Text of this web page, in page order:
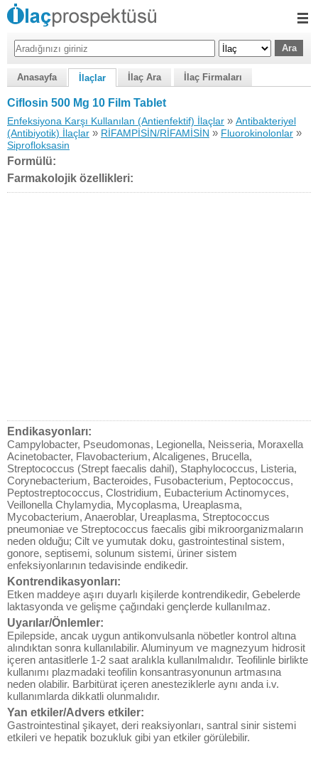
Anasayfa İlaçlar İlaç Ara İlaç Firmaları
Ciflosin 500 Mg 10 Film Tablet
Enfeksiyona Karşı Kullanılan (Antienfektif) İlaçlar » Antibakteriyel
(Antibiyotik) İlaçlar » RİFAMPİSİN/RİFAMİSİN » Fluorokinolonlar »
Siprofloksasin
Formülü:
Farmakolojik özellikleri:
Endikasyonları:
Campylobacter, Pseudomonas, Legionella, Neisseria, Moraxella
Acinetobacter, Flavobacterium, Alcaligenes, Brucella,
Streptococcus (Strept faecalis dahil), Staphylococcus, Listeria,
Corynebacterium, Bacteroides, Fusobacterium, Peptococcus,
Peptostreptococcus, Clostridium, Eubacterium Actinomyces,
Veillonella Chylamydia, Mycoplasma, Ureaplasma,
Mycobacterium, Anaeroblar, Ureaplasma, Streptococcus
pneumoniae ve Streptococcus faecalis gibi mikroorganizmaların
neden olduğu; Cilt ve yumutak doku, gastrointestinal sistem,
gonore, septisemi, solunum sistemi, üriner sistem
enfeksiyonlarının tedavisinde endikedir.
Kontrendikasyonları:
Etken maddeye aşırı duyarlı kişilerde kontrendikedir, Gebelerde
laktasyonda ve gelişme çağındaki gençlerde kullanılmaz.
Uyarılar/Önlemler:
Epilepside, ancak uygun antikonvulsanla nöbetler kontrol altına
alındıktan sonra kullanılabilir. Aluminyum ve magnezyum hidrosit
içeren antasitlerle 1-2 saat aralıkla kullanılmalıdır. Teofilinle birlikte
kullanımı plazmadaki teofilin konsantrasyonunun artmasına
neden olabilir. Barbitürat içeren anesteziklerle aynı anda i.v.
kullanımlarda dikkatli olunmalıdır.
Yan etkiler/Advers etkiler:
Gastrointestinal şikayet, deri reaksiyonları, santral sinir sistemi
etkileri ve hepatik bozukluk gibi yan etkiler görülebilir.